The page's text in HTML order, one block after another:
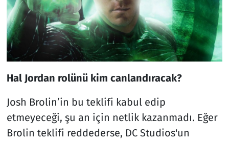
Hal Jordan rolünü kim canlandıracak?
Josh Brolin’in bu teklifi kabul edip
etmeyeceği, şu an için netlik kazanmadı. Eğer
Brolin teklifi reddederse, DC Studios'un